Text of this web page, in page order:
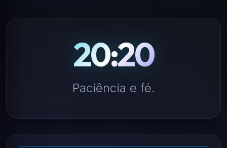
20:20
Paciência e fé.